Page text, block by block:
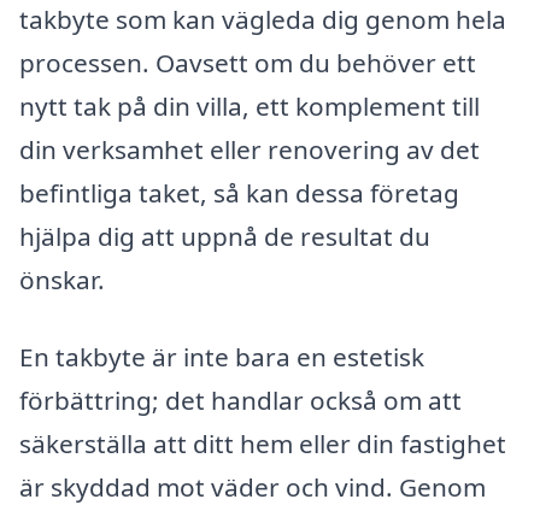
takbyte som kan vägleda dig genom hela
processen. Oavsett om du behöver ett
nytt tak på din villa, ett komplement till
din verksamhet eller renovering av det
befintliga taket, så kan dessa företag
hjälpa dig att uppnå de resultat du
önskar.
En takbyte är inte bara en estetisk
förbättring; det handlar också om att
säkerställa att ditt hem eller din fastighet
är skyddad mot väder och vind. Genom